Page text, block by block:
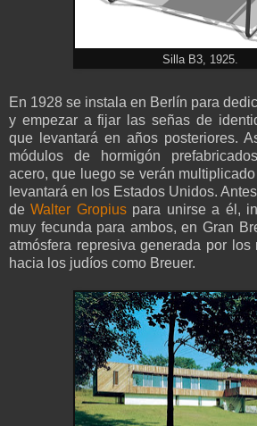
Silla B3, 1925.
En 1928 se instala en Berlín para
y empezar a fijar las señas de
que levantará en años posteriores.
módulos de hormigón
acero, que luego se verán
levantará en los Estados Unidos.
deWalter Gropiuspara unirse a él,
muy fecunda para ambos, en Gran
atmósfera represiva generada por los
hacia los judíos como Breuer.